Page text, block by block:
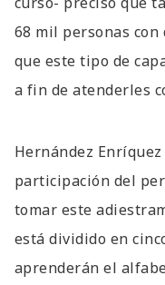
68 mil personas
que este tipo de
a fin de atenderles
Hernández
participación del
tomar este
está dividido en
aprenderán el